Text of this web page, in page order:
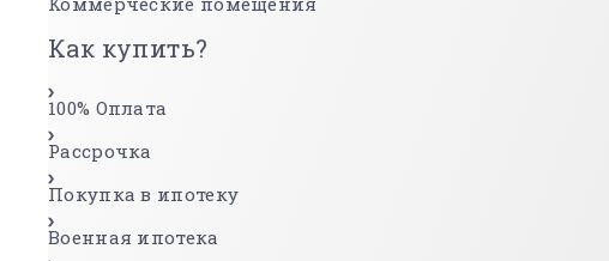
Как купить?
100% Оплата
Рассрочка
Покупка в ипотеку
Военная ипотека